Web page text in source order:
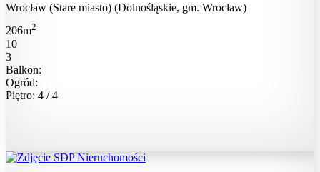
Wrocław (Stare miasto) (Dolnośląskie, gm. Wrocław)
206m2
10
3
Balkon:
Ogród:
Piętro: 4 / 4